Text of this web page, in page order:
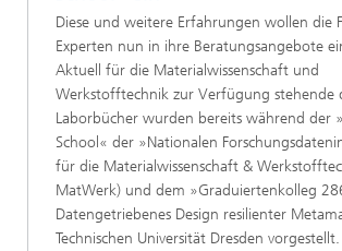
Diese und weitere Erfahrungen wollen die
Experten nun in ihre Beratungsangebote
Aktuell für die Materialwissenschaft und
Werkstofftechnik zur Verfügung stehende
Laborbücher wurden bereits während der
School« der »Nationalen
für die Materialwissenschaft &
MatWerk) und dem »Graduiertenkolleg
Datengetriebenes Design resilienter
Technischen Universität Dresden vorgestellt.